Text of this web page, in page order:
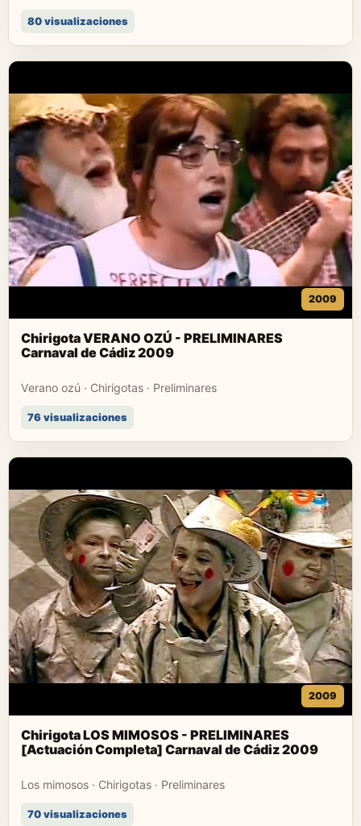
80 visualizaciones
2009
Chirigota VERANO OZÚ - PRELIMINARES
Carnaval de Cádiz 2009
Verano ozú · Chirigotas · Preliminares
76 visualizaciones
2009
Chirigota LOS MIMOSOS - PRELIMINARES
[Actuación Completa] Carnaval de Cádiz 2009
Los mimosos · Chirigotas · Preliminares
70 visualizaciones